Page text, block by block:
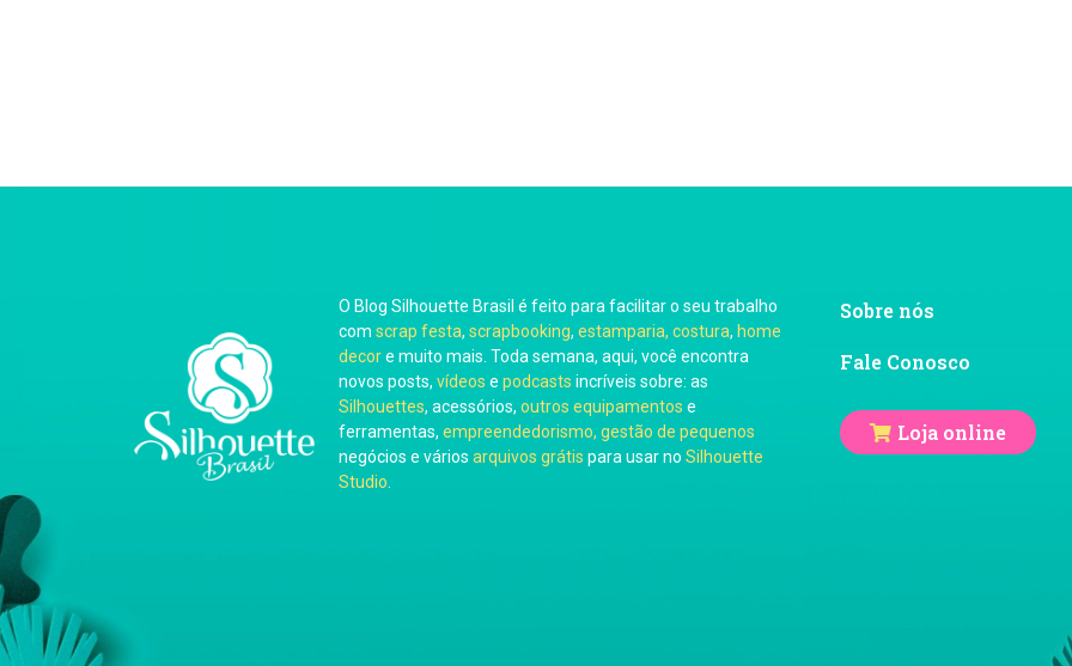
O Blog Silhouette Brasil é feito para facilitar o seu trabalho
com scrap festa, scrapbooking, estamparia, costura, home
decore muito mais. Toda semana, aqui, você encontra
novos posts, vídeos e podcasts incríveis sobre: as
Silhouettes, acessórios, outros equipamentos e
ferramentas, empreendedorismo, gestão de pequenos
negócios e vários arquivos grátis para usar no Silhouette
Studio
Sobre nós
Fale Conosco
Loja online